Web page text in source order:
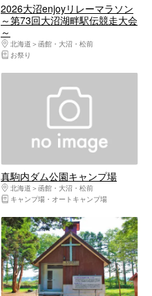
2026大沼enjoyリレーマラソン
～第73回大沼湖畔駅伝競走大会
～
北海道
函館・大沼・松前
お祭り
真駒内ダム公園キャンプ場
北海道
函館・大沼・松前
キャンプ場・オートキャンプ場